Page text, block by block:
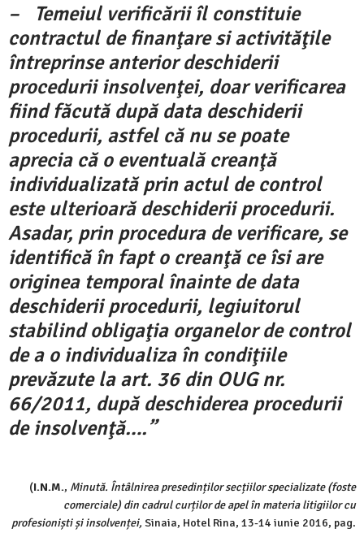
– Temeiul verificării îl constituie
contractul de finanţare si activităţile
întreprinse anterior deschiderii
procedurii insolvenţei, doar verificarea
fiind făcută după data deschiderii
procedurii, astfel că nu se poate
aprecia că o eventuală creanţă
individualizată prin actul de control
este ulterioară deschiderii procedurii.
Asadar, prin procedura de verificare, se
identifică în fapt o creanţă ce îsi are
originea temporal înainte de data
deschiderii procedurii, legiuitorul
stabilind obligaţia organelor de control
de a o individualiza în condiţiile
prevăzute la art. 36 din OUG nr.
66/2011, după deschiderea procedurii
de insolvenţă….”
(I.N.M., Minută. Întâlnirea presedinților secțiilor specializate (foste
comerciale) din cadrul curților de apel în materia litigiilor cu
profesioniști și insolvenței, Sinaia, Hotel Rina, 13-14 iunie 2016, pag.